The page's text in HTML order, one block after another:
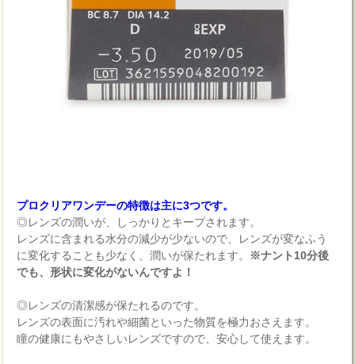
プロクリアワンデーの特徴は主に3つです。
◎レンズの潤いが、しっかりとキープされます。
レンズに含まれる水分の減少が少ないので、レンズが変なふう
に変化することも少なく、潤いが保たれます。 ※ナント10分後
でも、形状に変化がないんですよ！
◎レンズの清潔感が保たれるのです。
レンズの表面に汚れや細菌といった物質を極力おさえます。
瞳の健康にもやさしいレンズですので、安心して使えます。